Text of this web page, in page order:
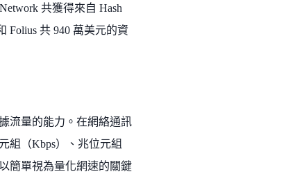
共獲得來自 Hash
Folius 共 940 萬美元的資
流量的能力。在網絡通訊
組（Kbps）、兆位元組
簡單視為量化網速的關鍵